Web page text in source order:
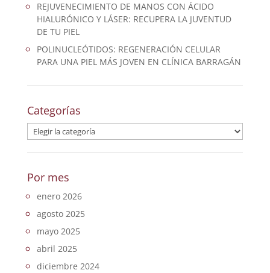
REJUVENECIMIENTO DE MANOS CON ÁCIDO
HIALURÓNICO Y LÁSER: RECUPERA LA JUVENTUD
DE TU PIEL
POLINUCLEÓTIDOS: REGENERACIÓN CELULAR
PARA UNA PIEL MÁS JOVEN EN CLÍNICA BARRAGÁN
Categorías
Categorías
Por mes
enero 2026
agosto 2025
mayo 2025
abril 2025
diciembre 2024